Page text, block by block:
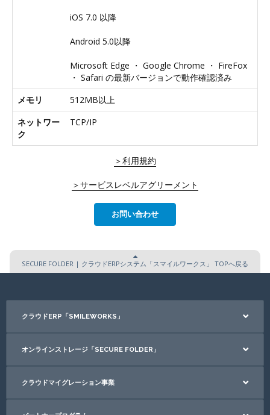
iOS 7.0 以降
Android 5.0以降
Microsoft Edge ・ Google Chrome ・ FireFox
・ Safari の最新バージョンで動作確認済み
メモリ
512MB以上
ネットワー
ク
TCP/IP
＞利用規約
＞サービスレベルアグリーメント
お問い合わせ
SECURE FOLDER | クラウドERPシステム「スマイルワークス」 TOPへ戻る
クラウドERP「SMILEWORKS」
オンラインストレージ「SECURE FOLDER」
クラウドマイグレーション事業